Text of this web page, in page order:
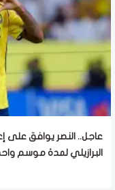
عاجل.. النصر يوافق على
البرازيلي لمدة موسم